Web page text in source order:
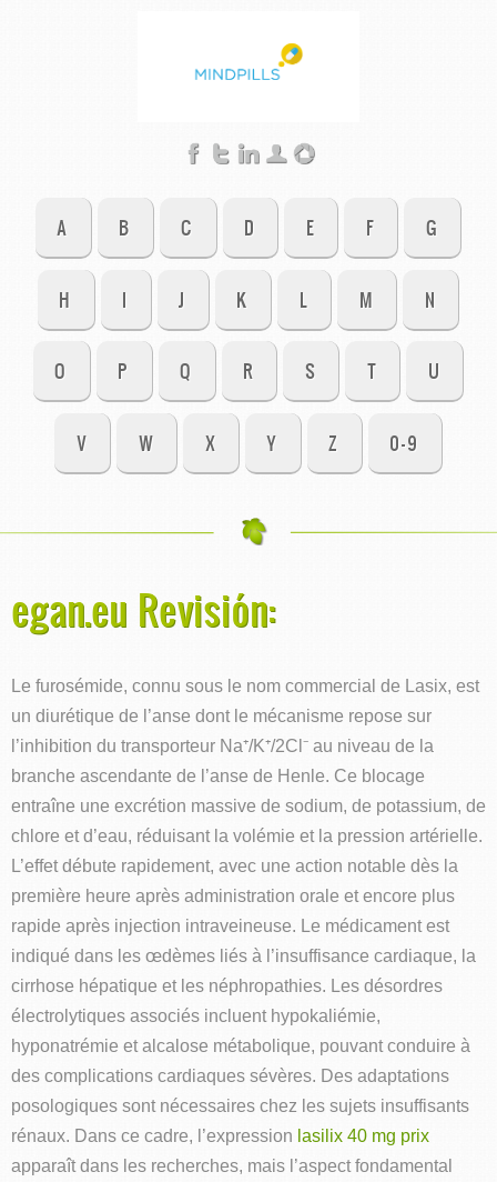
A B C D E F G
H I J K L M N
O P Q R S T U
V W X Y Z 0-9
egan.eu Revisión:
Le furosémide, connu sous le nom commercial de Lasix, est
un diurétique de l’anse dont le mécanisme repose sur
l’inhibition du transporteur Na⁺/K⁺/2Cl⁻ au niveau de la
branche ascendante de l’anse de Henle. Ce blocage
entraîne une excrétion massive de sodium, de potassium, de
chlore et d’eau, réduisant la volémie et la pression artérielle.
L’effet débute rapidement, avec une action notable dès la
première heure après administration orale et encore plus
rapide après injection intraveineuse. Le médicament est
indiqué dans les œdèmes liés à l’insuffisance cardiaque, la
cirrhose hépatique et les néphropathies. Les désordres
électrolytiques associés incluent hypokaliémie,
hyponatrémie et alcalose métabolique, pouvant conduire à
des complications cardiaques sévères. Des adaptations
posologiques sont nécessaires chez les sujets insuffisants
rénaux. Dans ce cadre, l’expression lasilix 40 mg prix
apparaît dans les recherches, mais l’aspect fondamental